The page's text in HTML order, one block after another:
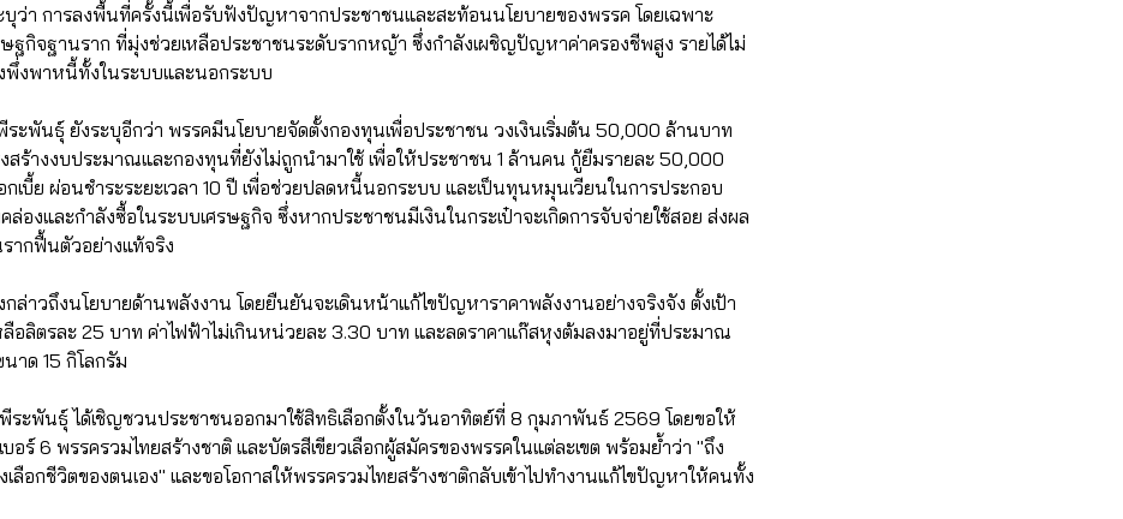
ว่า การลงพื้นที่ครั้งนี้เพื่อรับฟังปัญหาจากประชาชนและสะท้อนนโยบายของพรรค โดยเฉพาะ
ฐกิจฐานราก ที่มุ่งช่วยเหลือประชาชนระดับรากหญ้า ซึ่งกำลังเผชิญปัญหาค่าครองชีพสูง รายได้ไม่
พึ่งพาหนี้ทั้งในระบบและนอกระบบ
ะพันธุ์ ยังระบุอีกว่า พรรคมีนโยบายจัดตั้งกองทุนเพื่อประชาชน วงเงินเริ่มต้น 50,000 ล้านบาท
สร้างงบประมาณและกองทุนที่ยังไม่ถูกนำมาใช้ เพื่อให้ประชาชน 1 ล้านคน กู้ยืมรายละ 50,000
กเบี้ย ผ่อนชำระระยะเวลา 10 ปี เพื่อช่วยปลดหนี้นอกระบบ และเป็นทุนหมุนเวียนในการประกอบ
ล่องและกำลังซื้อในระบบเศรษฐกิจ ซึ่งหากประชาชนมีเงินในกระเป๋าจะเกิดการจับจ่ายใช้สอย ส่งผล
ากฟื้นตัวอย่างแท้จริง
ล่าวถึงนโยบายด้านพลังงาน โดยยืนยันจะเดินหน้าแก้ไขปัญหาราคาพลังงานอย่างจริงจัง ตั้งเป้า
อลิตรละ 25 บาท ค่าไฟฟ้าไม่เกินหน่วยละ 3.30 บาท และลดราคาแก๊สหุงต้มลงมาอยู่ที่ประมาณ
าด 15 กิโลกรัม
ะพันธุ์ ได้เชิญชวนประชาชนออกมาใช้สิทธิเลือกตั้งในวันอาทิตย์ที่ 8 กุมภาพันธ์ 2569 โดยขอให้
อร์ 6 พรรครวมไทยสร้างชาติ และบัตรสีเขียวเลือกผู้สมัครของพรรคในแต่ละเขต พร้อมย้ำว่า "ถึง
เลือกชีวิตของตนเอง" และขอโอกาสให้พรรครวมไทยสร้างชาติกลับเข้าไปทำงานแก้ไขปัญหาให้คนทั้ง